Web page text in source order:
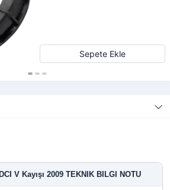
Sepete Ekle
V Kayışı 2009 TEKNIK BILGI NOTU